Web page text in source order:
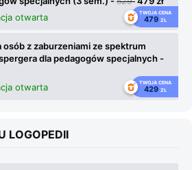
otwarta TWOJA CENA
479 ZŁ
osób z zaburzeniami ze spektrum
dla pedagogów specjalnych -
otwarta TWOJA CENA
429 ZŁ
LOGOPEDII